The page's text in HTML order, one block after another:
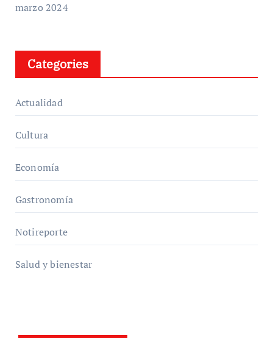
marzo 2024
Categories
Actualidad
Cultura
Economía
Gastronomía
Notireporte
Salud y bienestar